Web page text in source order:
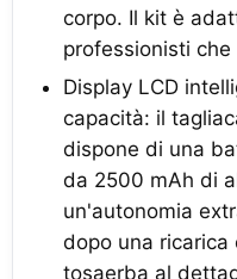
corpo. Il kit è
professionisti
Display LCD
capacità: il
dispone di una
da 2500 mAh di
un'autonomia
dopo una ricarica
tosaerba al